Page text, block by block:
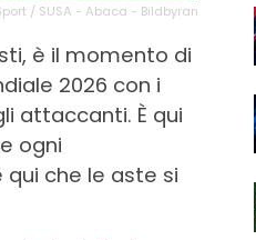
/ SUSA - Abaca - Bildbyran
è il momento di
2026 con i
attaccanti. È qui
ogni
che le aste si